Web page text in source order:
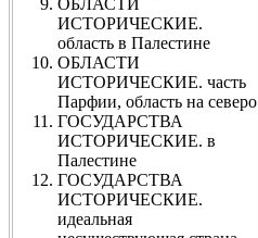
ИСТОРИЧЕСКИЕ.
область в Палестине
ОБЛАСТИ
ИСТОРИЧЕСКИЕ. часть
Парфии, область на северо
ГОСУДАРСТВА
ИСТОРИЧЕСКИЕ. в
Палестине
ГОСУДАРСТВА
ИСТОРИЧЕСКИЕ.
идеальная